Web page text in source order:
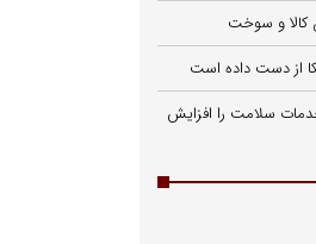
کالا و سوخت
از دست داده است
سلامت را افزایش